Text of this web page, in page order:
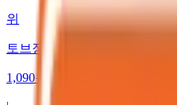
위
토브장림충전소
1,090원